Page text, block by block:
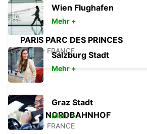
PARIS PARC DES PRINCES
PARIS - FRANCE
PARIS NORDBAHNHOF
PARIS - FRANCE
Wien Flughafen
Mehr +
Salzburg Stadt
Mehr +
Graz Stadt
Mehr +